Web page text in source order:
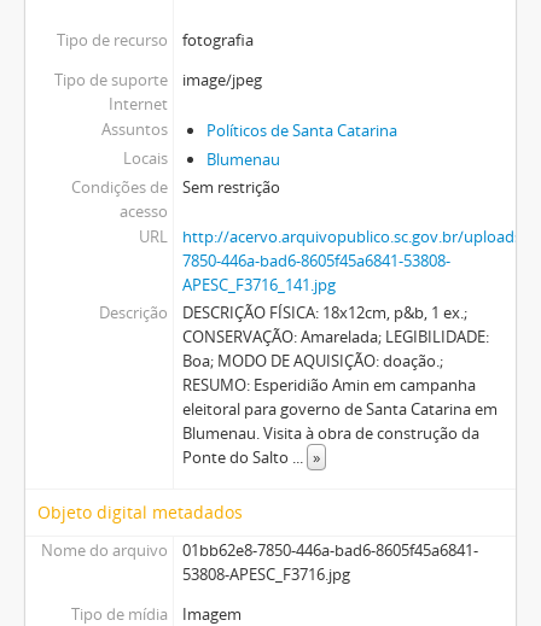
Tipo de recurso
fotografia
Tipo de suporte
Internet
image/jpeg
Assuntos
Políticos de Santa Catarina
Locais
Blumenau
Condições de
acesso
Sem restrição
URL
http://acervo.arquivopublico.sc.gov.br/uploads/r/
7850-446a-bad6-8605f45a6841-53808-
APESC_F3716_141.jpg
Descrição
DESCRIÇÃO FÍSICA: 18x12cm, p&b, 1 ex.;
CONSERVAÇÃO: Amarelada; LEGIBILIDADE:
Boa; MODO DE AQUISIÇÃO: doação.;
RESUMO: Esperidião Amin em campanha
eleitoral para governo de Santa Catarina em
Blumenau. Visita à obra de construção da
Ponte do Salto ... »
Objeto digital metadados
Nome do arquivo
01bb62e8-7850-446a-bad6-8605f45a6841-
53808-APESC_F3716.jpg
Tipo de mídia
Imagem